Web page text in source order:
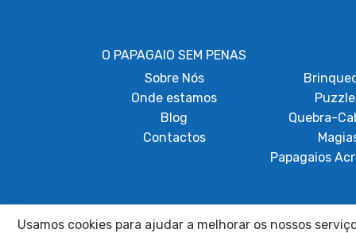
O PAPAGAIO SEM PENAS
Sobre Nós
Onde estamos
Blog
Contactos
Quebra-
Papagaios
Usamos cookies para ajudar a melhorar os nossos